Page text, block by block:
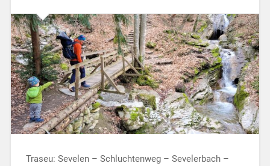
Traseu: Sevelen – Schluchtenweg – Sevelerbach –